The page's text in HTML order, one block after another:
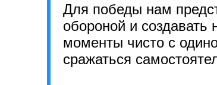
Для победы нам
обороной и создавать
моменты чисто с
сражаться